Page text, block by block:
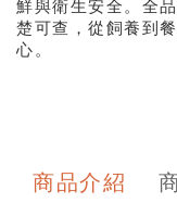
鮮與衛生安全。全
楚可查，從飼養到
心。
商品介紹